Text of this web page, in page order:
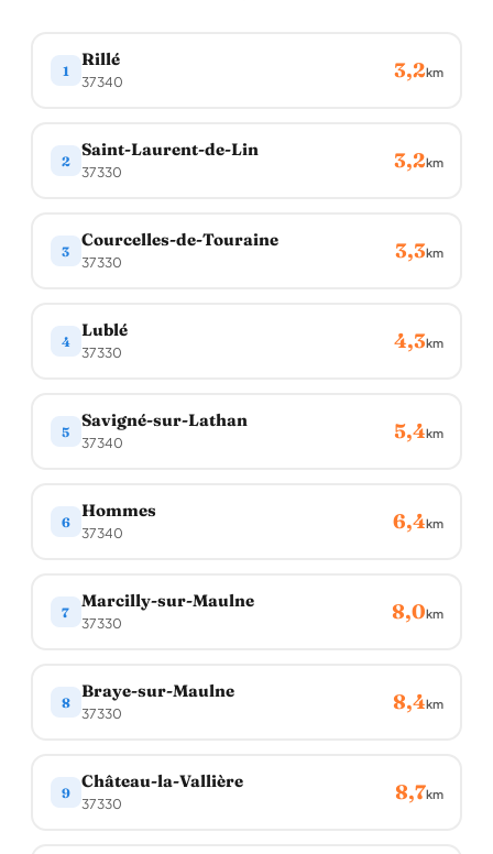
1
Rillé
37340 3,2km
2
Saint-Laurent-de-Lin
37330 3,2km
3
Courcelles-de-Touraine
37330 3,3km
4
Lublé
37330 4,3km
5
Savigné-sur-Lathan
37340 5,4km
6
Hommes
37340 6,4km
7
Marcilly-sur-Maulne
37330 8,0km
8
Braye-sur-Maulne
37330 8,4km
9
Château-la-Vallière
37330 8,7km